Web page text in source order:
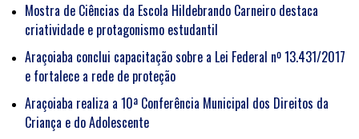
Mostra de Ciências da Escola Hildebrando Carneiro destaca
criatividade e protagonismo estudantil
Araçoiaba conclui capacitação sobre a Lei Federal nº 13.431/2017
e fortalece a rede de proteção
Araçoiaba realiza a 10ª Conferência Municipal dos Direitos da
Criança e do Adolescente